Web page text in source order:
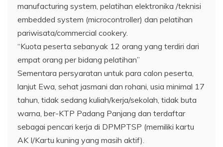
manufacturing system, pelatihan elektronika /teknisi
embedded system (microcontroller) dan pelatihan
pariwisata/commercial cookery.
“Kuota peserta sebanyak 12 orang yang terdiri dari
empat orang per bidang pelatihan”
Sementara persyaratan untuk para calon peserta,
lanjut Ewa, sehat jasmani dan rohani, usia minimal 17
tahun, tidak sedang kuliah/kerja/sekolah, tidak buta
warna, ber-KTP Padang Panjang dan terdaftar
sebagai pencari kerja di DPMPTSP (memiliki kartu
AK I/Kartu kuning yang masih aktif).